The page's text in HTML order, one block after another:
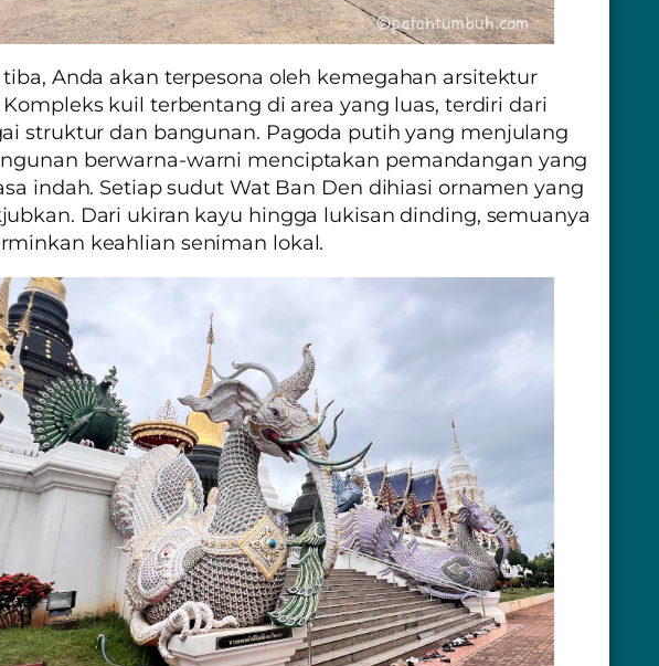
Anda akan terpesona oleh kemegahan arsitektur
Kompleks kuil terbentang di area yang luas, terdiri dari
struktur dan bangunan. Pagoda putih yang menjulang
berwarna-warni menciptakan pemandangan yang
indah. Setiap sudut Wat Ban Den dihiasi ornamen yang
Dari ukiran kayu hingga lukisan dinding, semuanya
keahlian seniman lokal.